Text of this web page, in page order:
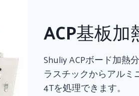
ACP基板
Shuliy ACPボード加熱
ラスチックからアルミ
4Tを処理できます。